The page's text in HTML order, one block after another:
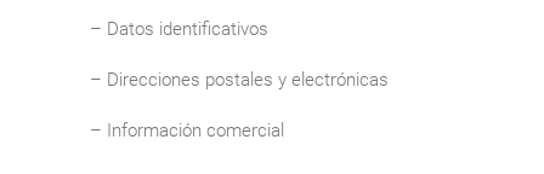
– Datos identificativos
– Direcciones postales y electrónicas
– Información comercial